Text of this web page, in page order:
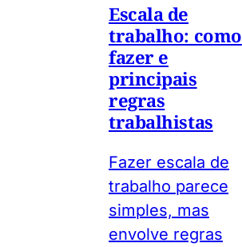
Escala de
trabalho: como
fazer e
principais
regras
trabalhistas
Fazer escala de
trabalho parece
simples, mas
envolve regras